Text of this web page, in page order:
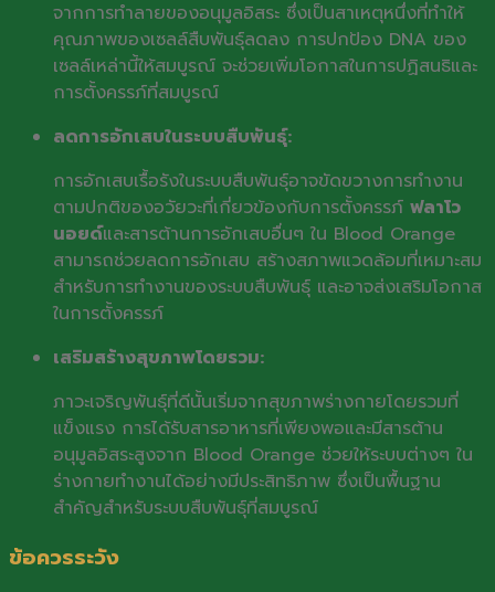
จากการทำลายของอนุมูลอิสระ ซึ่งเป็นสาเหตุหนึ่งที่ทำให้
คุณภาพของเซลล์สืบพันธุ์ลดลง การปกป้อง DNA ของ
เซลล์เหล่านี้ให้สมบูรณ์ จะช่วยเพิ่มโอกาสในการปฏิสนธิและ
การตั้งครรภ์ที่สมบูรณ์
ลดการอักเสบในระบบสืบพันธุ์:
การอักเสบเรื้อรังในระบบสืบพันธุ์อาจขัดขวางการทำงาน
ตามปกติของอวัยวะที่เกี่ยวข้องกับการตั้งครรภ์ ฟลาโว
นอยด์และสารต้านการอักเสบอื่นๆ ใน Blood Orange
สามารถช่วยลดการอักเสบ สร้างสภาพแวดล้อมที่เหมาะสม
สำหรับการทำงานของระบบสืบพันธุ์ และอาจส่งเสริมโอกาส
ในการตั้งครรภ์
เสริมสร้างสุขภาพโดยรวม:
ภาวะเจริญพันธุ์ที่ดีนั้นเริ่มจากสุขภาพร่างกายโดยรวมที่
แข็งแรง การได้รับสารอาหารที่เพียงพอและมีสารต้าน
อนุมูลอิสระสูงจาก Blood Orange ช่วยให้ระบบต่างๆ ใน
ร่างกายทำงานได้อย่างมีประสิทธิภาพ ซึ่งเป็นพื้นฐาน
สำคัญสำหรับระบบสืบพันธุ์ที่สมบูรณ์
ข้อควรระวัง